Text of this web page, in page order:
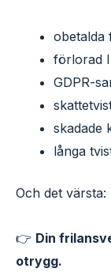
obetalda
förlorad
GDPR-
skadade
långa
Och det värsta:
👉 Din
otrygg.